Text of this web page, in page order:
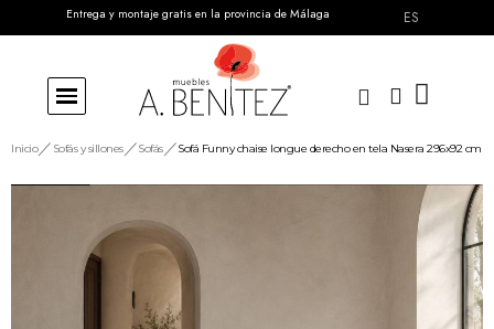
Entrega y montaje gratis en la provincia de Málaga ES
Inicio Sofás y sillones Sofás Sofá Funny chaise longue derecho en tela Nasera 296x92 cm